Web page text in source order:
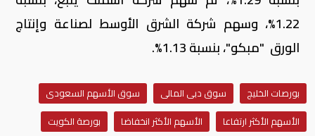
جاءت الأسهم الأكثر ارتفاعا في التعاملات شركة تْشب
بنسبة 4.30%، وسهم شركة اتحاد الخليج للتأمين
التعاوني ، بنسبة 3.70%، وسهم الشركة العقارية